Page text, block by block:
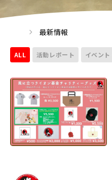
最新情報
ALL 活動レポート イベント